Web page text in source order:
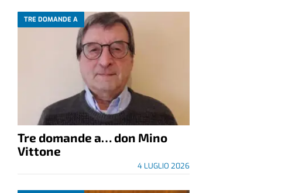
TRE DOMANDE A
Tre domande a… don Mino
Vittone
4 LUGLIO 2026